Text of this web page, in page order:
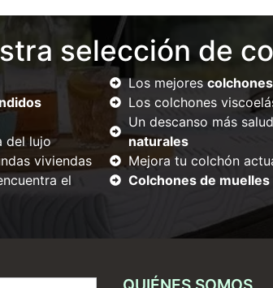
selección de
del lujo
viviendas
el
Los mejores
Los colchones
Un descanso más
naturales
Mejora tu colchón
Colchones de muelles